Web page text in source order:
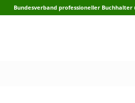
Bundesverband professioneller Buchhalter